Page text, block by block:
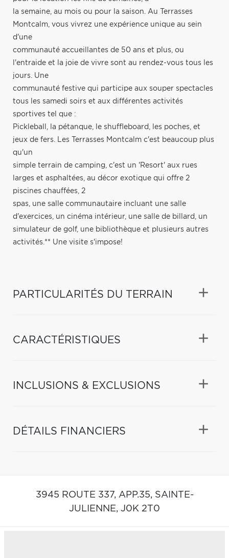
la semaine, au mois ou pour la saison. Au Terrasses
Montcalm, vous vivrez une expérience unique au sein
d'une
communauté accueillantes de 50 ans et plus, ou
l'entraide et la joie de vivre sont au rendez-vous tous les
jours. Une
communauté festive qui participe aux souper spectacles
tous les samedi soirs et aux différentes activités
sportives tel que :
Pickleball, la pétanque, le shuffleboard, les poches, et
jeux de fers. Les Terrasses Montcalm c'est beaucoup plus
qu'un
simple terrain de camping, c'est un 'Resort' aux rues
larges et asphaltées, au décor exotique qui offre 2
piscines chauffées, 2
spas, une salle communautaire incluant une salle
d'exercices, un cinéma intérieur, une salle de billard, un
simulateur de golf, une bibliothèque et plusieurs autres
activités.** Une visite s'impose!
PARTICULARITÉS DU TERRAIN
CARACTÉRISTIQUES
INCLUSIONS & EXCLUSIONS
DÉTAILS FINANCIERS
3945 ROUTE 337, APP.35, SAINTE-
JULIENNE, J0K 2T0